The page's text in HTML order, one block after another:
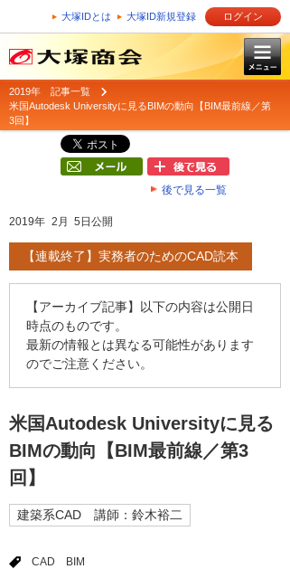
大塚IDとは 大塚ID新規登録 ログイン
2019年 記事一覧
米国Autodesk Universityに見るBIMの動向【BIM最前線／第
3回】
後で見る一覧
2019年 2月 5日公開
【連載終了】実務者のためのCAD読本
【アーカイブ記事】以下の内容は公開日
時点のものです。
最新の情報とは異なる可能性があります
のでご注意ください。
米国Autodesk Universityに見る
BIMの動向【BIM最前線／第3
回】
建築系CAD 講師：鈴木裕二
CAD BIM